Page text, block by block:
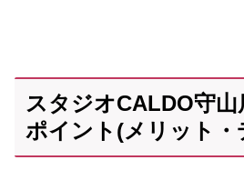
スタジオCALDO守
ポイント(メリット・